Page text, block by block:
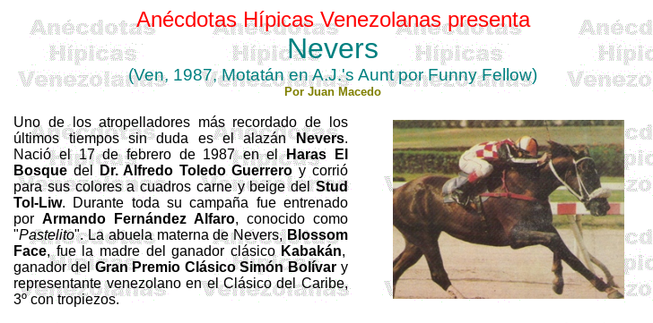
Anécdotas Hípicas Venezolanas presenta
Nevers
(Ven, 1987,MotatánenA.J.'s AuntporFunny Fellow)
Por Juan Macedo
Uno de los atropelladores más recordado de los
últimos tiempos sin duda es el alazánNevers.
Nació el 17 de febrero de 1987 en elHaras El
BosquedelDr. Alfredo Toledo Guerreroy corrió
para sus colores a cuadros carne y beige delStud
Tol-Liw. Durante toda su campaña fue entrenado
porArmando Fernández Alfaro, conocido como
"Pastelito".La abuela materna deNevers, Blossom
Face, fue la madre del ganador clásico Kabakán,
ganador delGran Premio Clásico Simón Bolívar y
representante venezolano en el Clásico del Caribe,
3º con tropiezos.